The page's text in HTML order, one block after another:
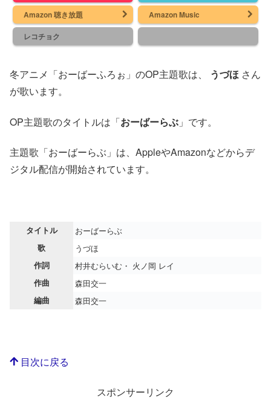
Amazon 聴き放題
Amazon Music
レコチョク
冬アニメ「おーばーふろぉ」のOP主題歌は、 うづほ さん
が歌います。
OP主題歌のタイトルは「おーばーらぶ 」です。
主題歌「おーばーらぶ」は、AppleやAmazonなどからデ
ジタル配信が開始されています。
タイトル おーばーらぶ
歌 うづほ
作詞 村井むらいむ・ 火ノ岡 レイ
作曲 森田交一
編曲 森田交一
目次に戻る
スポンサーリンク